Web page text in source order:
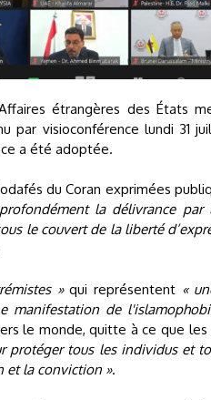
étrangères des États
par visioconférence lundi 31
a été adoptée.
du Coran exprimées
la délivrance par
le couvert de la liberté
»qui représentent «
manifestation de
le monde, quitte à ce que
protéger tous les individus et
et la conviction ».